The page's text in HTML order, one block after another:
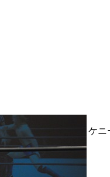
ケニ